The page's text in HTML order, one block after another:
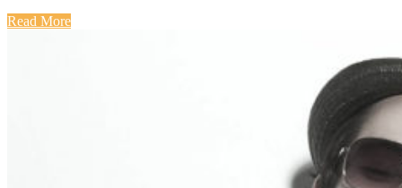
Read More